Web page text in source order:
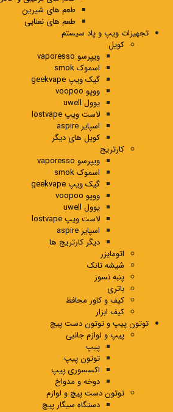
طعم های شیرین
طعم های نعنایی
تجهیزات ویپ و پاد سیستم
کویل
ویپرسو vaporesso
اسموک smok
گیک ویپ geekvape
ووپو voopoo
یوول uwell
لاست ویپ lostvape
اسپایر aspire
کویل های دیگر
کارتریج
ویپرسو vaporesso
اسموک smok
گیک ویپ geekvape
ووپو voopoo
یوول uwell
لاست ویپ lostvape
اسپایر aspire
دیگر کارتریج ها
اتومایزر
شیشه تانک
پنبه نسوز
باتری
کیف و کاور محافظ
کیف ابزار
توتون پیپ و توتون دست پیچ
پیپ و لوازم جانبی
پیپ
توتون پیپ
اکسسوری پیپ
دوخه و مدواخ
توتون دست پیچ و لوازم
دستگاه سیگار پیچ